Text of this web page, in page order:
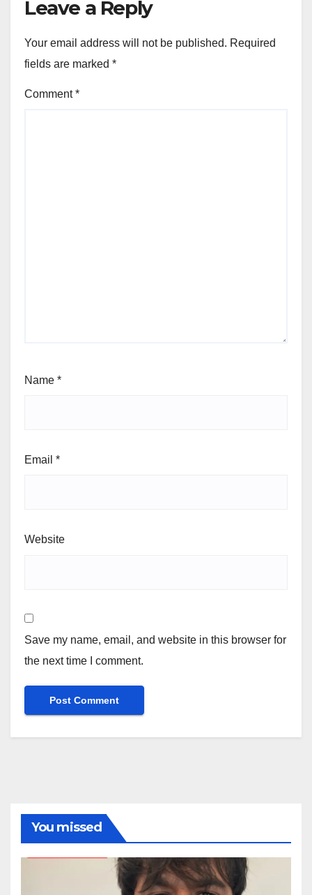
Leave a Reply
Your email address will not be published. Required
fields are marked *
Comment*
Name *
Email *
Website
Save my name, email, and website in this browser for
the next time I comment.
You missed